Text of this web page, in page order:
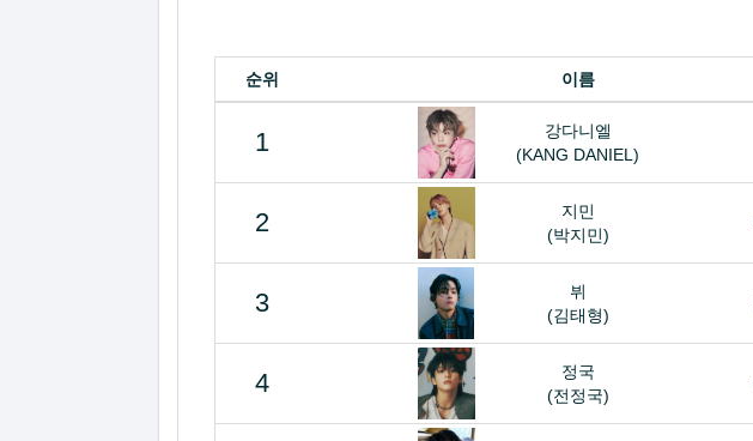
순위 이름
1
강다니엘
(KANG DANIEL)
2
지민
(박지민)
3
뷔
(김태형)
4
정국
(전정국)